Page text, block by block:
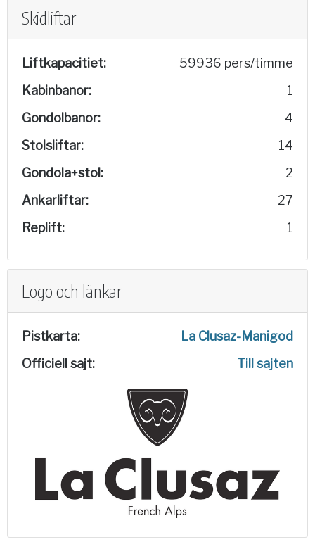
Skidliftar
Liftkapacitiet:
59936 pers/timme
Kabinbanor:
1
Gondolbanor:
4
Stolsliftar:
14
Gondola+stol:
2
Ankarliftar:
27
Replift:
1
Logo och länkar
Pistkarta:
La Clusaz-Manigod
Officiell sajt:
Till sajten